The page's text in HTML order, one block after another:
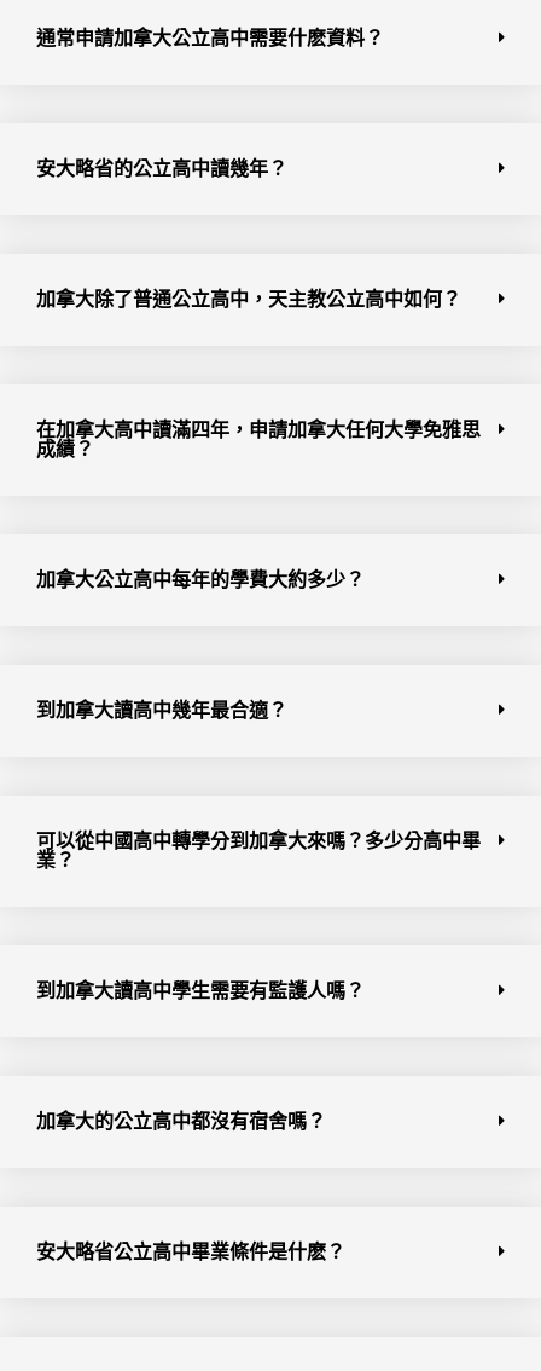
通常申請加拿大公立高中需要什麽資料？
安大略省的公立高中讀幾年？
加拿大除了普通公立高中，天主教公立高中如何？
在加拿大高中讀滿四年，申請加拿大任何大學免雅思
成績？
加拿大公立高中每年的學費大約多少？
到加拿大讀高中幾年最合適？
可以從中國高中轉學分到加拿大來嗎？多少分高中畢
業？
到加拿大讀高中學生需要有監護人嗎？
加拿大的公立高中都沒有宿舍嗎？
安大略省公立高中畢業條件是什麽？